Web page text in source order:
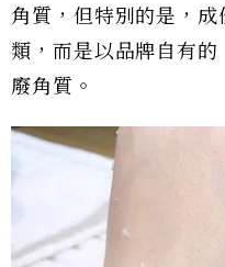
角質，但特別的是，
類，而是以品牌自有
廢角質。